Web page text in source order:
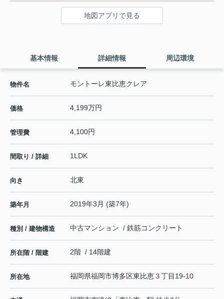
地図アプリで見る
基本情報 詳細情報 周辺環境
物件名 モントーレ東比恵クレア
価格 4,199万円
管理費 4,100円
間取り / 詳細 1LDK
向き 北東
築年月 2019年3月 (築7年)
種別 / 建物構造 中古マンション / 鉄筋コンクリート
所在階 / 階建 2階 / 14階建
所在地 福岡県福岡市博多区東比恵３丁目19-10